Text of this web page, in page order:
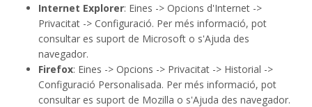
Internet Explorer: Eines -> Opcions d'Internet ->
Privacitat -> Configuració. Per més informació, pot
consultar es suport de Microsoft o s'Ajuda des
navegador.
Firefox: Eines -> Opcions -> Privacitat -> Historial ->
Configuració Personalisada. Per més informació, pot
consultar es suport de Mozilla o s'Ajuda des navegador.